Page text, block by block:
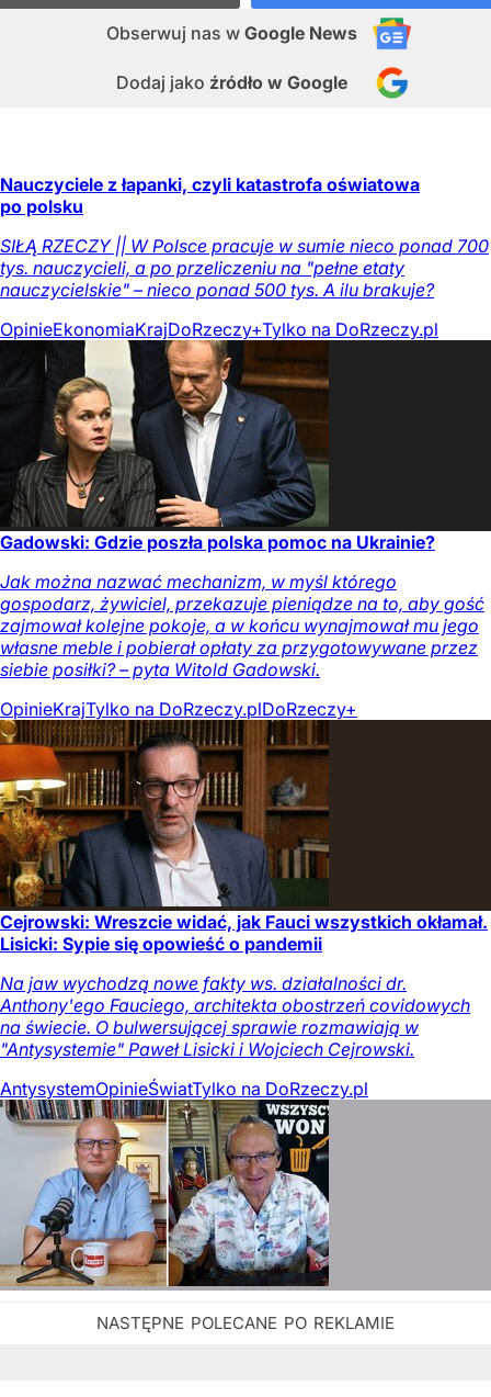
Obserwuj nas w Google News
Dodaj jako źródło w Google
Nauczyciele z łapanki, czyli katastrofa oświatowa
po polsku
SIŁĄ RZECZY || W Polsce pracuje w sumie nieco ponad 700
tys. nauczycieli, a po przeliczeniu na "pełne etaty
nauczycielskie" – nieco ponad 500 tys. A ilu brakuje?
OpinieEkonomiaKrajDoRzeczy+Tylko na DoRzeczy.pl
Gadowski: Gdzie poszła polska pomoc na Ukrainie?
Jak można nazwać mechanizm, w myśl którego
gospodarz, żywiciel, przekazuje pieniądze na to, aby gość
zajmował kolejne pokoje, a w końcu wynajmował mu jego
własne meble i pobierał opłaty za przygotowywane przez
siebie posiłki? – pyta Witold Gadowski.
OpinieKrajTylko na DoRzeczy.plDoRzeczy+
Cejrowski: Wreszcie widać, jak Fauci wszystkich okłamał.
Lisicki: Sypie się opowieść o pandemii
Na jaw wychodzą nowe fakty ws. działalności dr.
Anthony'ego Fauciego, architekta obostrzeń covidowych
na świecie. O bulwersującej sprawie rozmawiają w
"Antysystemie" Paweł Lisicki i Wojciech Cejrowski.
AntysystemOpinieŚwiatTylko na DoRzeczy.pl